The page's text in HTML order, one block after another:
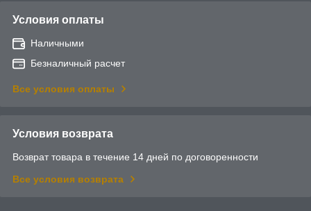
Условия оплаты
Наличными
Безналичный расчет
Все условия оплаты
Условия возврата
Возврат товара в течение 14 дней по договоренности
Все условия возврата